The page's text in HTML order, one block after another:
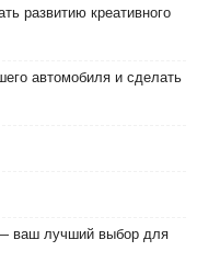
развитию креативного
автомобиля и сделать
ваш лучший выбор для